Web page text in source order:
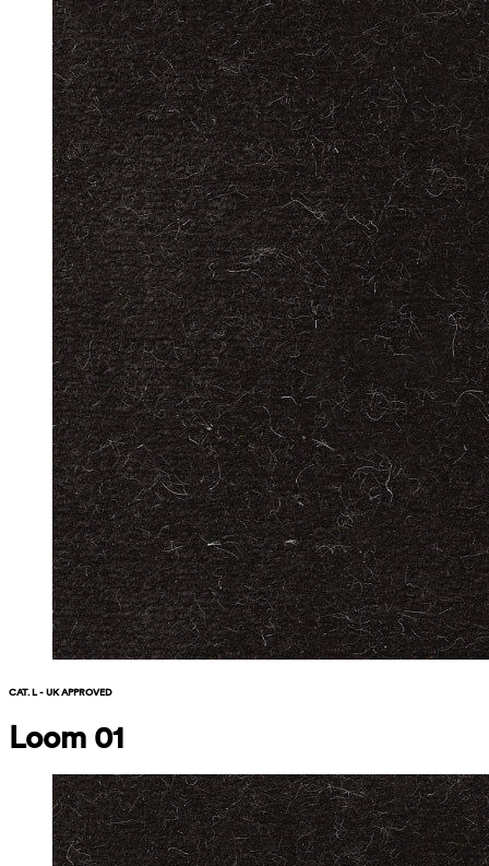
CAT. L - UK APPROVED
Loom 01